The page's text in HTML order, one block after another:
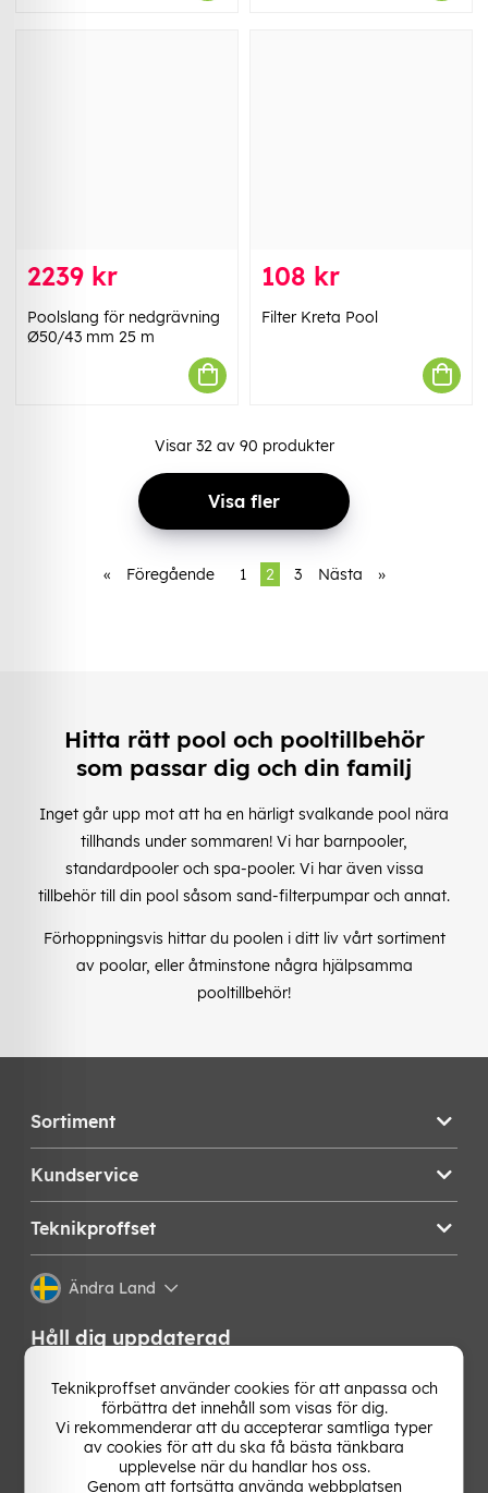
2239 kr
Poolslang för nedgrävning
Ø50/43 mm 25 m
108 kr
Filter Kreta Pool
Visar 32av 90 produkter
Visa fler
« Föregående 1 2 3 Nästa »
Hitta rätt pool och pooltillbehör
som passar dig och din familj
Inget går upp mot att ha en härligt svalkande pool nära
tillhands under sommaren! Vi har barnpooler,
standardpooler och spa-pooler. Vi har även vissa
tillbehör till din pool såsom sand-filterpumpar och annat.
Förhoppningsvis hittar du poolen i ditt liv vårt sortiment
av poolar, eller åtminstone några hjälpsamma
pooltillbehör!
Sortiment
Kundservice
Teknikproffset
Ändra Land
Håll dig uppdaterad
Få de senaste nyheterna, hetaste erbjudandena och
bästa tipsen från oss direkt i din mejlkorg. Signa upp på
vårt nyhetsbrev!
Teknikproffset använder cookies för att anpassa och
förbättra det innehåll som visas för dig.
Vi rekommenderar att du accepterar samtliga typer
av cookies för att du ska få bästa tänkbara
upplevelse när du handlar hos oss.
Genom att fortsätta använda webbplatsen